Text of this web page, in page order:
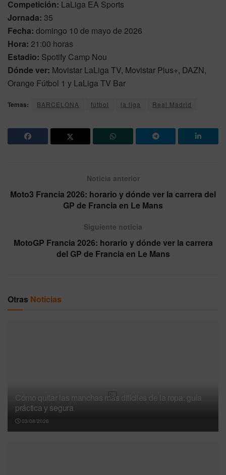
Competición: LaLiga EA Sports
Jornada: 35
Fecha: domingo 10 de mayo de 2026
Hora: 21:00 horas
Estadio: Spotify Camp Nou
Dónde ver: Movistar LaLiga TV, Movistar Plus+, DAZN,
Orange Fútbol 1 y LaLiga TV Bar
Temas: BARCELONA fútbol la liga Real Madrid
Noticia anterior
Moto3 Francia 2026: horario y dónde ver la carrera del
GP de Francia en Le Mans
Siguiente noticia
MotoGP Francia 2026: horario y dónde ver la carrera
del GP de Francia en Le Mans
Otras Noticias
Cómo quitar las manchas más difíciles de la ropa: guía
práctica y segura
03/08/2026